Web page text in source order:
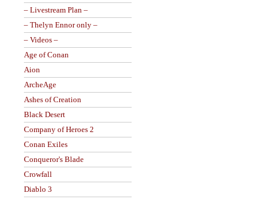
– Livestream Plan –
– Thelyn Ennor only –
– Videos –
Age of Conan
Aion
ArcheAge
Ashes of Creation
Black Desert
Company of Heroes 2
Conan Exiles
Conqueror's Blade
Crowfall
Diablo 3